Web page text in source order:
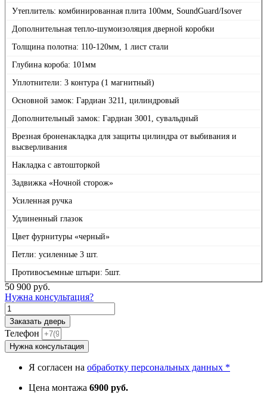
Утеплитель: комбинированная плита 100мм, SoundGuard/Isover
Дополнительная тепло-шумоизоляция дверной коробки
Толщина полотна: 110-120мм, 1 лист стали
Глубина короба: 101мм
Уплотнители: 3 контура (1 магнитный)
Основной замок: Гардиан 3211, цилиндровый
Дополнительный замок: Гардиан 3001, сувальдный
Врезная броненакладка для защиты цилиндра от выбивания и
высверливания
Накладка с автошторкой
Задвижка «Ночной сторож»
Усиленная ручка
Удлиненный глазок
Цвет фурнитуры «черный»
Петли: усиленные 3 шт.
Противосъемные штыри: 5шт.
50 900 руб.
Нужна консультация?
Количество
товара
Гранит
Шебби,
панель
Белая
классика
Заказать дверь
Телефон
Нужна консультация
Я согласен на обработку персональных данных *
Цена монтажа 6900 руб.